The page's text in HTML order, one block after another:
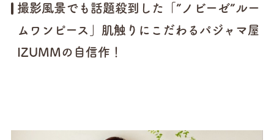
撮影風景でも話題殺到した「”ノビーゼ”ルー
ムワンピース」肌触りにこだわるパジャマ屋
IZUMMの自信作！